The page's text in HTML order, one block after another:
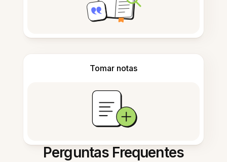
Tomar notas
Perguntas Frequentes